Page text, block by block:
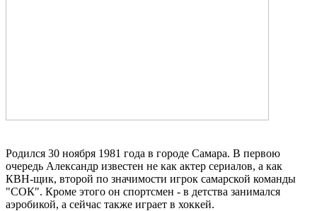
Родился 30 ноября 1981 года в городе Самара. В первою
очередь Александр известен не как актер сериалов, а как
КВН-щик, второй по значимости игрок самарской команды
"СОК". Кроме этого он спортсмен - в детства занимался
аэробикой, а сейчас также играет в хоккей.